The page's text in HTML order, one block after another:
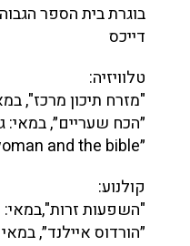
בוגרת בית הספר
דייכס
טלוויזיה:
"מזרח תיכון מרכז",
״הכח שעריים״, במאי:
״The woman and the bible” סדרה קנדית, במאי: יגאל הכט
קולנוע:
"השפעות זרות",במאי:
״הורדוס איילנד״,